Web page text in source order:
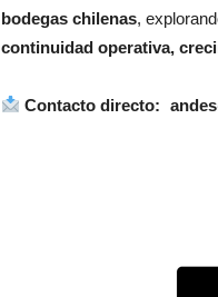
bodegas chilenas,
continuidad operativa,
Contacto directo: